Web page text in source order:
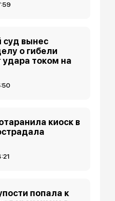
суд вынес
о гибели
удара током на
киоск в
попала к